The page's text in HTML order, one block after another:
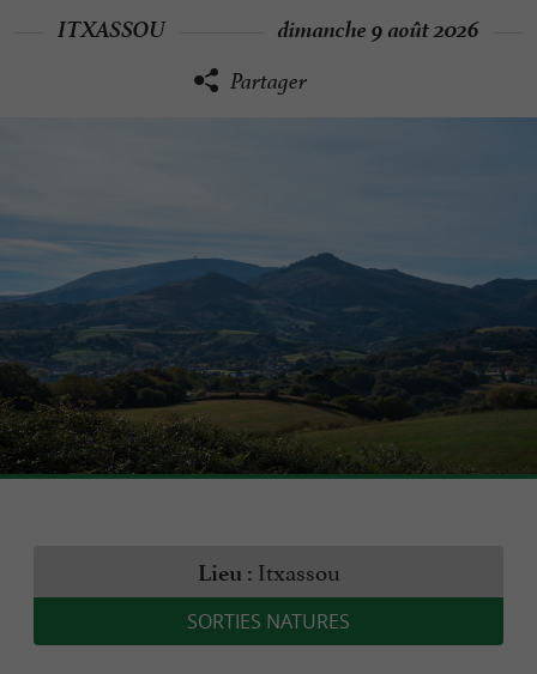
ITXASSOU dimanche 9 août 2026
Partager
Lieu : Itxassou
SORTIES NATURES